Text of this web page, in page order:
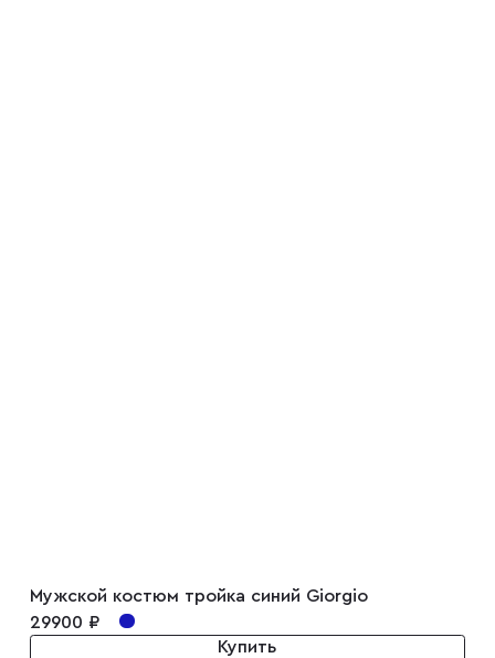
Мужской костюм тройка синий Giorgio
29900 ₽
Купить